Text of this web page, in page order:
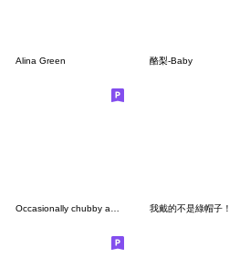
Alina Green 酪梨-Baby
我戴的不是綠帽子！